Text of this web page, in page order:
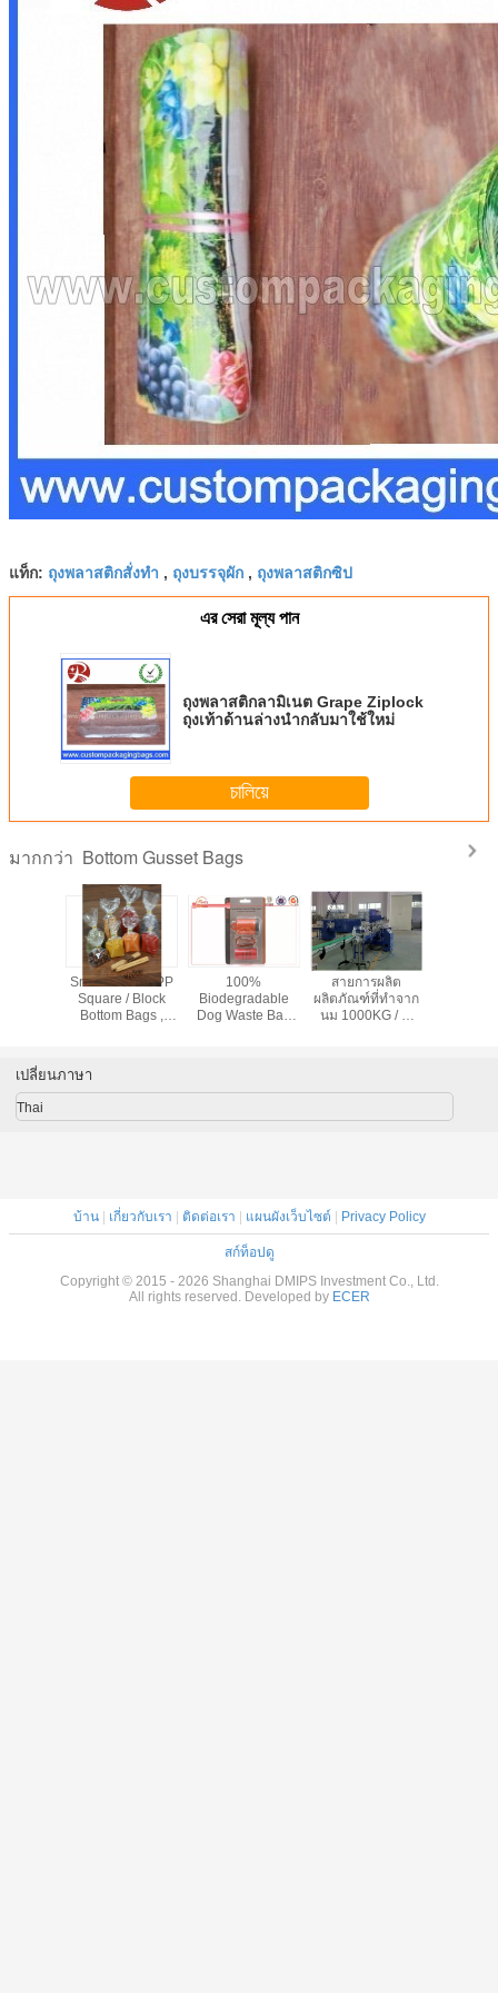
แท็ก: ถุงพลาสติกสั่งทำ , ถุงบรรจุผัก , ถุงพลาสติกซิป
এর সেরা মূল্য পান
ถุงพลาสติกลามิเนต Grape Ziplock
ถุงเท้าด้านล่างนำกลับมาใช้ใหม่
চালিয়ে
มากกว่า Bottom Gusset Bags
สายการผลิต
ผลิตภัณฑ์ที่ทำจาก
นม 1000KG / H
ถุงผ้าป้องกัน
ไฟฟ้าสถิตป้องกัน
ไฟฟ้าสถิตย์ถุงผ้า
กระเป๋าเป้าเสื้อ
กางเกงก้นแบน,
Quad Seal Block
ถุงพลาสติกลามิเนต
Grape Ziplock
ถุงเท้าด้านล่างนำ
เปลี่ยนภาษา
Thai
บ้าน| เกี่ยวกับเรา | ติดต่อเรา | แผนผังเว็บไซต์ | Privacy Policy
สก์ท็อปดู
Copyright © 2015 - 2026 Shanghai DMIPS Investment Co., Ltd.
All rights reserved. Developed by ECER